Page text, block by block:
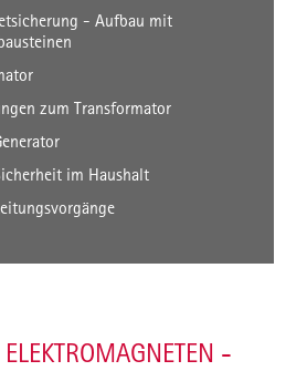
- Aufbau mit
zum Transformator
im Haushalt
-